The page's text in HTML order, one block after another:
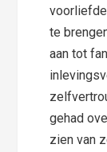
te
aan tot
gehad
zien van